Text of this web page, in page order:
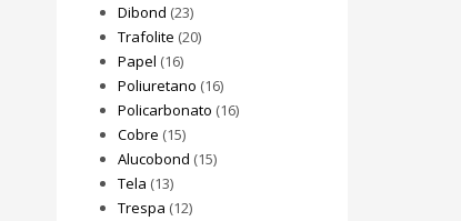
Dibond (23)
Trafolite (20)
Papel (16)
Poliuretano (16)
Policarbonato (16)
Cobre (15)
Alucobond (15)
Tela (13)
Trespa (12)